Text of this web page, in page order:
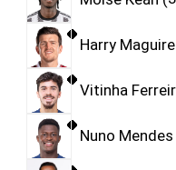
Harry Maguire
Vitinha
Nuno Mendes